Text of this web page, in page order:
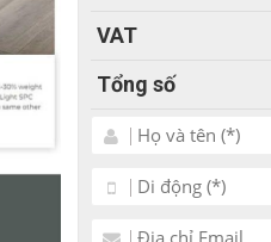
VAT
Tổng số